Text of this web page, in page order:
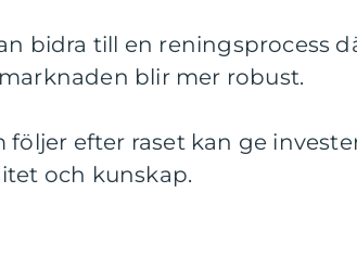
bidra till en reningsprocess
blir mer robust.
följer efter raset kan ge
och kunskap.